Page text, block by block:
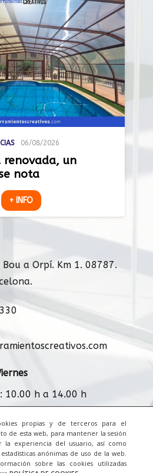
propias y de terceros para el
de esta web, para mantener la sesión
la experiencia del usuario, así como
anónimas de uso de la web.
sobre las cookies utilizadas
06/08/2026
renovada, un
nota
+ INFO
Bou a Orpí. Km 1. 08787.
10.00 h a 14.00 h
|Cookies|Contacto